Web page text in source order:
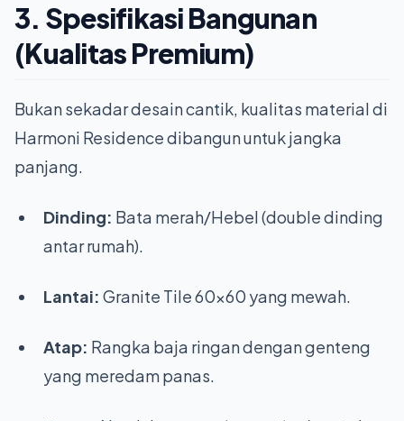
3. Spesifikasi Bangunan
(Kualitas Premium)
Bukan sekadar desain cantik, kualitas material di
Harmoni Residence dibangun untuk jangka
panjang.
Dinding: Bata merah/Hebel (double dinding
antar rumah).
Lantai: Granite Tile 60x60 yang mewah.
Atap: Rangka baja ringan dengan genteng
yang meredam panas.